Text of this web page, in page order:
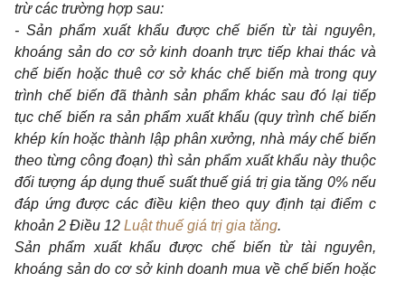
trừ các trường hợp sau:
- Sản phẩm xuất khẩu được chế biến từ tài nguyên,
khoáng sản do cơ sở kinh doanh trực tiếp khai thác và
chế biến hoặc thuê cơ sở khác chế biến mà trong quy
trình chế biến đã thành sản phẩm khác sau đó lại tiếp
tục chế biến ra sản phẩm xuất khẩu (quy trình chế biến
khép kín hoặc thành lập phân xưởng, nhà máy chế biến
theo từng công đoạn) thì sản phẩm xuất khẩu này thuộc
đối tượng áp dụng thuế suất thuế giá trị gia tăng 0% nếu
đáp ứng được các điều kiện theo quy định tại điểm c
khoản 2 Điều 12 Luật thuế giá trị gia tăng.
Sản phẩm xuất khẩu được chế biến từ tài nguyên,
khoáng sản do cơ sở kinh doanh mua về chế biến hoặc